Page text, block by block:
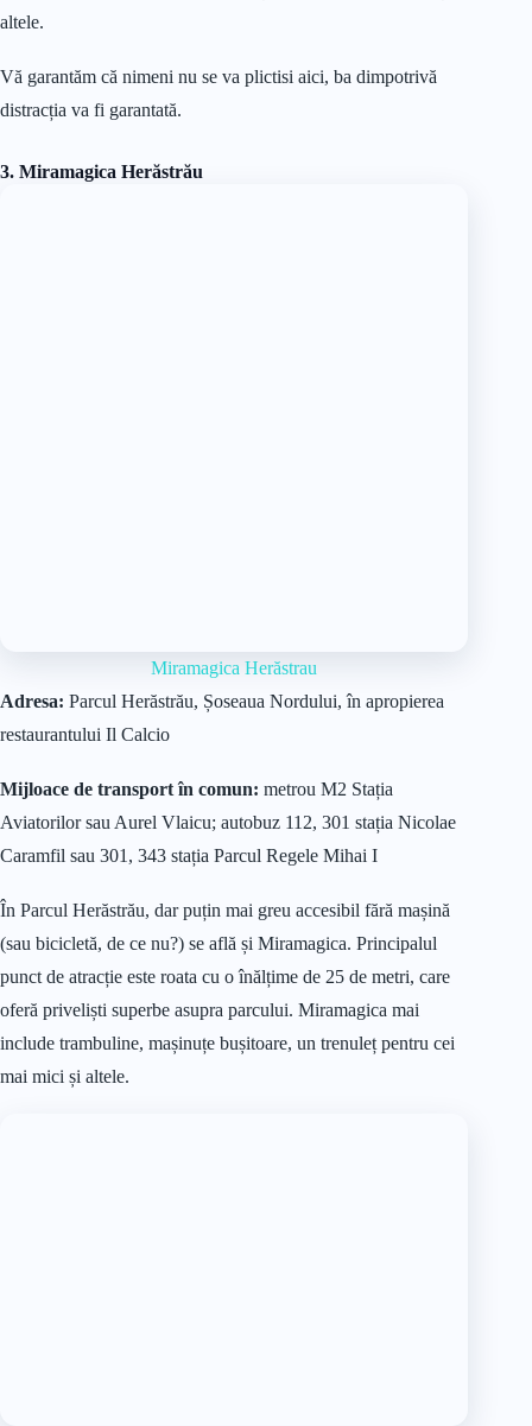
altele.
Vă garantăm că nimeni nu se va plictisi aici, ba dimpotrivă
distracția va fi garantată.
3. Miramagica Herăstrău
Miramagica Herăstrau
Adresa: Parcul Herăstrău, Șoseaua Nordului, în apropierea
restaurantului Il Calcio
Mijloace de transport în comun: metrou M2 Stația
Aviatorilor sau Aurel Vlaicu; autobuz 112, 301 stația Nicolae
Caramfil sau 301, 343 stația Parcul Regele Mihai I
În Parcul Herăstrău, dar puțin mai greu accesibil fără mașină
(sau bicicletă, de ce nu?) se află și Miramagica. Principalul
punct de atracție este roata cu o înălțime de 25 de metri, care
oferă priveliști superbe asupra parcului. Miramagica mai
include trambuline, mașinuțe bușitoare, un trenuleț pentru cei
mai mici și altele.